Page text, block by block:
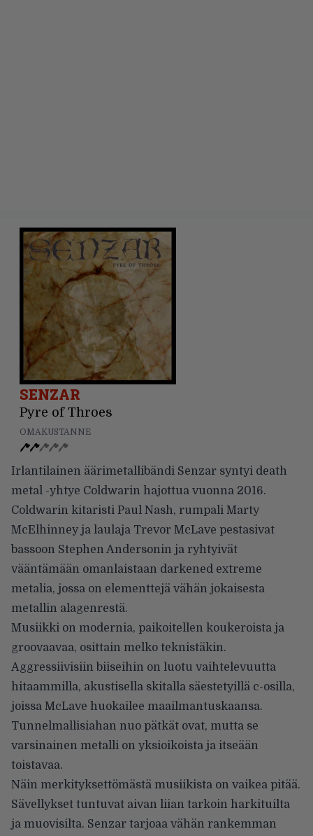
SENZAR
Pyre of Throes
OMAKUSTANNE
Irlantilainen äärimetallibändi Senzar syntyi death
metal -yhtye Coldwarin hajottua vuonna 2016.
Coldwarin kitaristi Paul Nash, rumpali Marty
McElhinney ja laulaja Trevor McLave pestasivat
bassoon Stephen Andersonin ja ryhtyivät
vääntämään omanlaistaan darkened extreme
metalia, jossa on elementtejä vähän jokaisesta
metallin alagenrestä.
Musiikki on modernia, paikoitellen koukeroista ja
groovaavaa, osittain melko teknistäkin.
Aggressiivisiin biiseihin on luotu vaihtelevuutta
hitaammilla, akustisella skitalla säestetyillä c-osilla,
joissa McLave huokailee maailmantuskaansa.
Tunnelmallisiahan nuo pätkät ovat, mutta se
varsinainen metalli on yksioikoista ja itseään
toistavaa.
Näin merkityksettömästä musiikista on vaikea pitää.
Sävellykset tuntuvat aivan liian tarkoin harkituilta
ja muovisilta. Senzar tarjoaa vähän rankemman